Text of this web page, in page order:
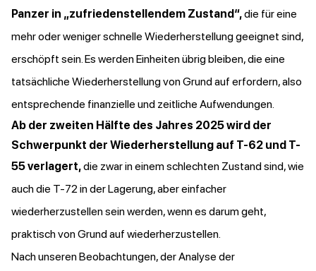
Panzer in „zufriedenstellendem Zustand“,die für eine
mehr oder weniger schnelle Wiederherstellung geeignet sind,
erschöpft sein. Es werden Einheiten übrig bleiben, die eine
tatsächliche Wiederherstellung von Grund auf erfordern, also
entsprechende finanzielle und zeitliche Aufwendungen.
Ab der zweiten Hälfte des Jahres 2025 wird der
Schwerpunkt der Wiederherstellung auf T-62 und T-
55 verlagert,die zwar in einem schlechten Zustand sind, wie
auch die T-72 in der Lagerung, aber einfacher
wiederherzustellen sein werden, wenn es darum geht,
praktisch von Grund auf wiederherzustellen.
Nach unseren Beobachtungen, der Analyse der